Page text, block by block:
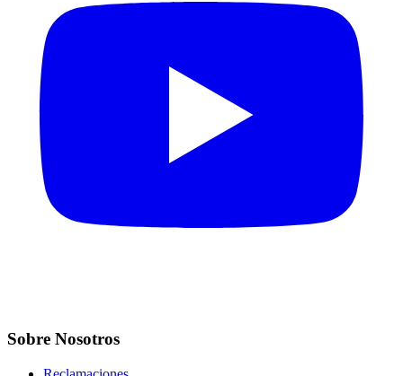
Sobre Nosotros